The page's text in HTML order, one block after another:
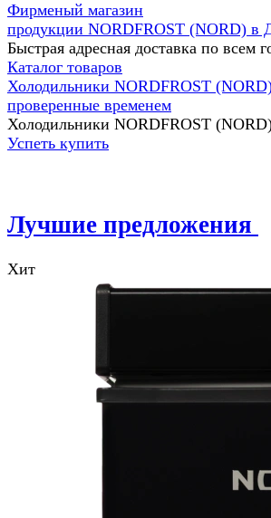
Фирменый магазин
продукции NORDFROST (NORD) в
Быстрая адресная доставка по всем
Каталог товаров
Холодильники NORDFROST
проверенные временем
Холодильники NORDFROST
Успеть купить
Лучшие предложения
Хит